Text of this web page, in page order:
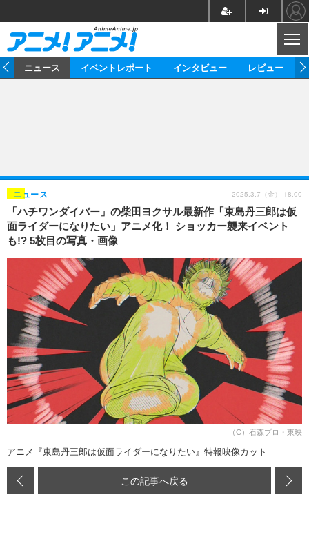
ゲーム グッズ
イベント
海外イベント ビジネス
俳優・タレント アーティスト
ビジネス
アニメ 実写
書評
ゲーム 座談会
動画
アニメ
アニメ！アニメ！TV ABEMA Cafe
連載・コラム
ニュース イベントレポート インタビュー レビュー
「ハチワンダイバー」の柴田ヨクサル最新作「東島丹三郎は仮
面ライダーになりたい」アニメ化！ ショッカー襲来イベント
も!? 5枚目の写真・画像
ニュース 2025.3.7（金） 18:00
（C）石森プロ・東映
アニメ『東島丹三郎は仮面ライダーになりたい』特報映像カット
この記事へ戻る